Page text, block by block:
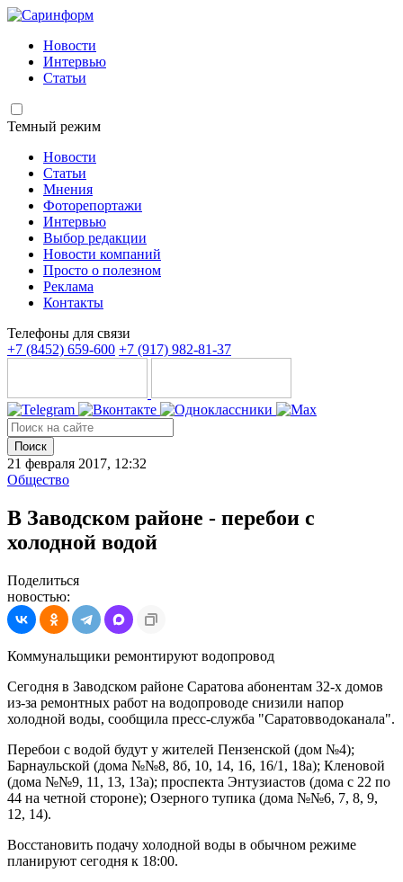
Новости
Интервью
Статьи
Темный режим
Новости
Статьи
Мнения
Фоторепортажи
Интервью
Выбор редакции
Новости компаний
Просто о полезном
Реклама
Контакты
Телефоны для связи
+7 (8452) 659-600 +7 (917) 982-81-37
Поиск
21 февраля 2017, 12:32
Общество
В Заводском районе - перебои с
холодной водой
Поделиться
новостью:
Коммунальщики ремонтируют водопровод
Сегодня в Заводском районе Саратова абонентам 32-х домов
из-за ремонтных работ на водопроводе снизили напор
холодной воды, сообщила пресс-служба "Саратовводоканала".
Перебои с водой будут у жителей Пензенской (дом №4);
Барнаульской (дома №№8, 8б, 10, 14, 16, 16/1, 18а); Кленовой
(дома №№9, 11, 13, 13а); проспекта Энтузиастов (дома с 22 по
44 на четной стороне); Озерного тупика (дома №№6, 7, 8, 9,
12, 14).
Восстановить подачу холодной воды в обычном режиме
планируют сегодня к 18:00.